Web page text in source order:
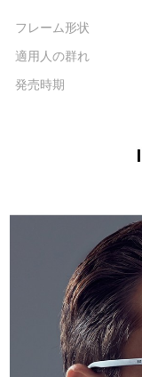
フレーム形状
適用人の群れ
発売時期